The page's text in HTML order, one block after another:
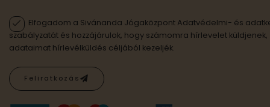
Elfogadom a Sivánanda Jógaközpont Adatvédelmi- és
szabályzatát és hozzájárulok, hogy számomra hírlevelet küldjenek,
adataimat hírlevélküldés céljából kezeljék.
Feliratkozás